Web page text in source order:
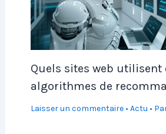
Quels sites web utilisent
algorithmes de
Laisser un commentaire • Actu •